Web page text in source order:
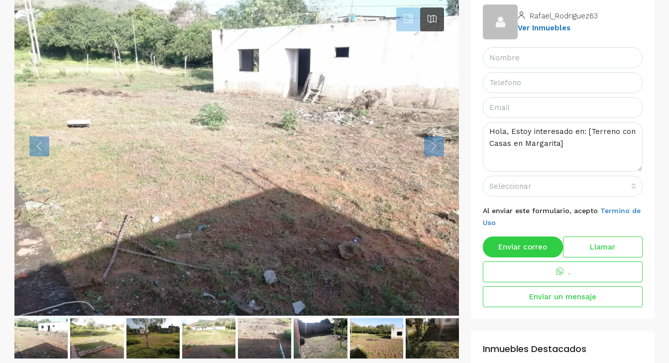
Rafael_Rodriguez63
Ver Inmuebles
Seleccionar
Al enviar este formulario, acepto Termino de
Uso
Enviar correo Llamar
.
Enviar un mensaje
Inmuebles Destacados